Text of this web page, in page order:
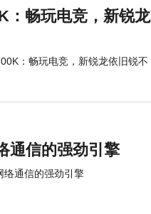
：畅玩电竞，新锐龙
：畅玩电竞，新锐龙依旧锐不
通信的强劲引擎
络通信的强劲引擎